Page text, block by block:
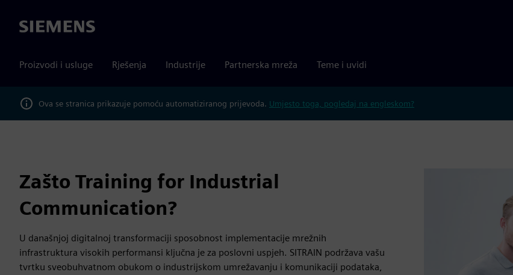
Siemens
Proizvodi i usluge Rješenja Industrije Partnerska mreža Teme i uvidi
Ova se stranica prikazuje pomoću automatiziranog prijevoda. Umjesto toga, pogledaj na engleskom?
Zašto Training for Industrial
Communication?
U današnjoj digitalnoj transformaciji sposobnost implementacije mrežnih
infrastruktura visokih performansi ključna je za poslovni uspjeh. SITRAIN podržava vašu
tvrtku sveobuhvatnom obukom o industrijskom umrežavanju i komunikaciji podataka,